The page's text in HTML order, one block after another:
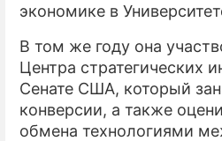
экономике в
В том же году она
Центра стратегических
Сенате США, который
конверсии, а также
обмена технологиями